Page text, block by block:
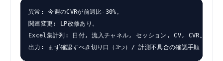
異常: 今週のCVRが前週比-30%。
関連変更: LP改修あり。
Excel集計列: 日付, 流入チャネル, セッション, CV, CVR。
出力: まず確認すべき切り口（3つ）/ 計測不具合の確認手順 / 追加